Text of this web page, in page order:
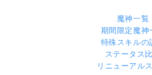
魔神一覧
期間限定魔神
特殊スキルの
ステータス
リニューアル